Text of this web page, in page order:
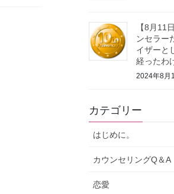
【8月11
ンセラー
イザーと
経ったわ
2024年8月
カテゴリー
はじめに。
カウンセリングQ＆A
恋愛